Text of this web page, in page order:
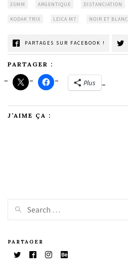
35MM ARGENTIQUE DISTANCIATION
KODAK TRIX LEICA M7 NOIR ET BLANC
PARTAGES SUR FACEBOOK !
PARTAGER :
Plus
J’AIME ÇA :
PARTAGER